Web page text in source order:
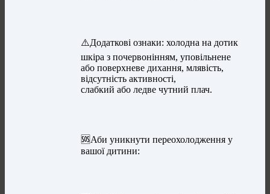
⚠️Додаткові ознаки: холодна на дотик
шкіра з почервонінням, уповільнене
або поверхневе дихання, млявість,
відсутність активності,
слабкий або ледве чутний плач.
🆘Аби уникнути переохолодження у
вашої дитини: